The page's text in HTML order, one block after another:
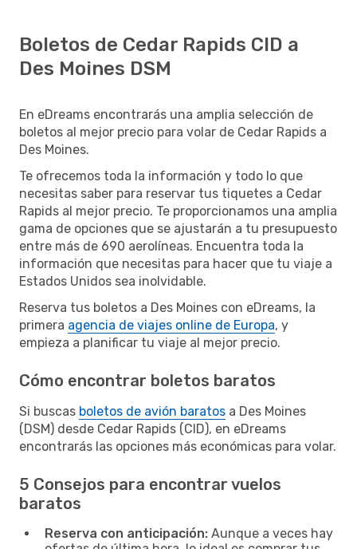
Boletos de Cedar Rapids CID a
Des Moines DSM
En eDreams encontrarás una amplia selección de
boletos al mejor precio para volar de Cedar Rapids a
Des Moines.
Te ofrecemos toda la información y todo lo que
necesitas saber para reservar tus tiquetes a Cedar
Rapids al mejor precio. Te proporcionamos una amplia
gama de opciones que se ajustarán a tu presupuesto
entre más de 690 aerolíneas. Encuentra toda la
información que necesitas para hacer que tu viaje a
Estados Unidos sea inolvidable.
Reserva tus boletos a Des Moines con eDreams, la
primera agencia de viajes online de Europa, y
empieza a planificar tu viaje al mejor precio.
Cómo encontrar boletos baratos
Si buscas boletos de avión baratos a Des Moines
(DSM) desde Cedar Rapids (CID), en eDreams
encontrarás las opciones más económicas para volar.
5 Consejos para encontrar vuelos
baratos
Reserva con anticipación: Aunque a veces hay